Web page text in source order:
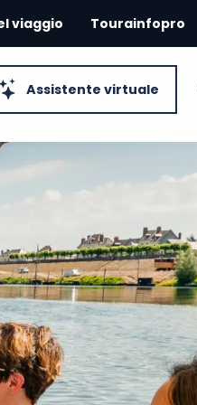
Assistente virtuale
viaggio Tourainfopro